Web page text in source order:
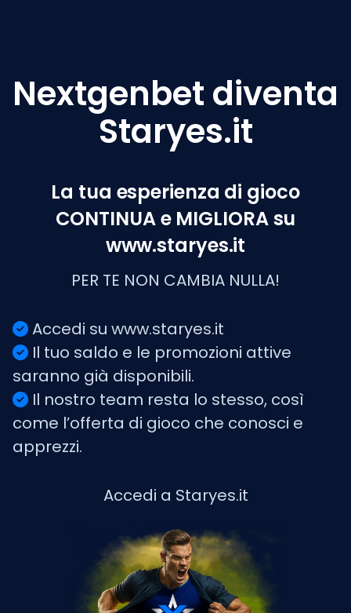
Nextgenbet diventa
Staryes.it
La tua esperienza di gioco
CONTINUA e MIGLIORA su
www.staryes.it
PER TE NON CAMBIA NULLA!
Accedi su www.staryes.it
Il tuo saldo e le promozioni attive
saranno già disponibili.
Il nostro team resta lo stesso, così
come l’offerta di gioco che conosci e
apprezzi.
Accedi a Staryes.it